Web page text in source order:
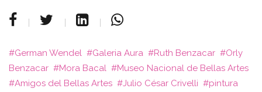
German Wendel Galeria Aura Ruth Benzacar
Orly
Benzacar
Mora Bacal
Museo Nacional de Bellas Artes
Amigos del Bellas Artes
Julio César Crivelli
pintura